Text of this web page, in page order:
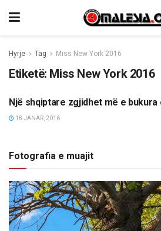
Hyrje Tag Miss New York 2016
Etiketë: Miss New York 2016
TË NDRYSHME
Një shqiptare zgjidhet më e bukura
18 JANAR, 2016
Fotografia e muajit